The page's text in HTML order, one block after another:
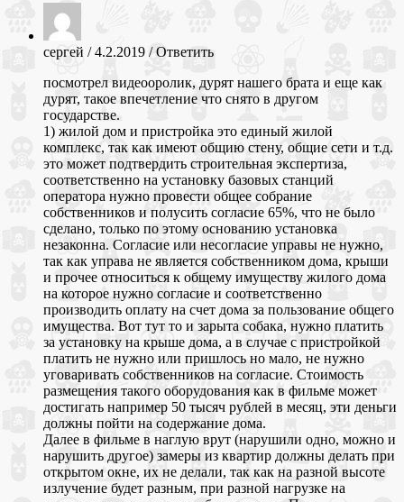
сергей /4.2.2019 /Ответить
посмотрел видеооролик, дурят нашего брата и еще как
дурят, такое впечетление что снято в другом
государстве.
1) жилой дом и пристройка это единый жилой
комплекс, так как имеют общию стену, общие сети и т.д.
это может подтвердить строительная экспертиза,
соответственно на установку базовых станций
оператора нужно провести общее собрание
собственников и полусить согласие 65%, что не было
сделано, только по этому основанию установка
незаконна. Согласие или несогласие управы не нужно,
так как управа не является собственником дома, крыши
и прочее относиться к общему имуществу жилого дома
на которое нужно согласие и соответственно
производить оплату на счет дома за пользование общего
имущества. Вот тут то и зарыта собака, нужно платить
за установку на крыше дома, а в случае с пристройкой
платить не нужно или пришлось но мало, не нужно
уговаривать собственников на согласие. Стоимость
размещения такого оборудования как в фильме может
достигать например 50 тысяч рублей в месяц, эти деньги
должны пойти на содержание дома.
Далее в фильме в наглую врут (нарушили одно, можно и
нарушить другое) замеры из квартир должны делать при
открытом окне, их не делали, так как на разной высоте
излучение будет разным, при разной нагрузке на